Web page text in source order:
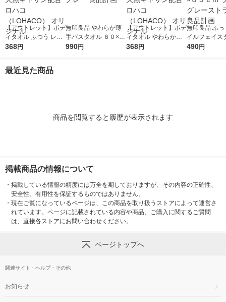
【アウトレット】ボデ
ィタオル ふつう レギ
ュラー 天然キトサン
368円
無印良品 やわらか薄
手バスタオル ６０×１
２０ｃｍ グレー 良品
990円
【アウトレット】ボデ
ィタオル やわらかめ
ソフト 天然キトサン
368円
無印良品 ふっ
イルフェイス
（柄） ３４×
490円
最近見た商品
商品を閲覧すると履歴が表示されます
掲載商品の情報について
・ 掲載している情報の精度には万全を期しておりますが、その内容の正確性、
安全性、有用性を保証するものではありません。
・ 現在ご覧になっているページは、この商品を取り扱うストアによって運営さ
れています。ページに記載されている内容や商品、ご購入に関するご質問
は、直接各ストアにお問い合わせください。
ページトップへ
関連サイト・ヘルプ・その他
お知らせ